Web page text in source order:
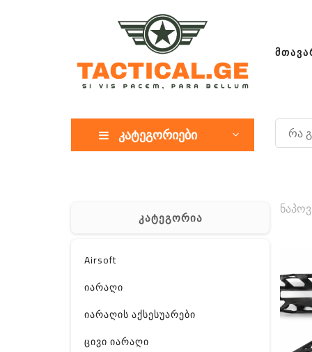
კატეგორიები
კატეგორია
Airsoft
იარაღი
იარაღის აქსესუარები
ცივი იარაღი